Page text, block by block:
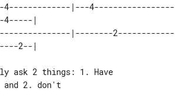
4-------------|---4-----------------
4-----|
|--------2------------
2--|
ask 2 things: 1. Have